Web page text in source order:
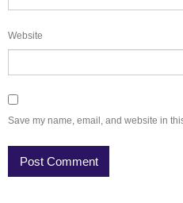
Website
Save my name, email, and website in